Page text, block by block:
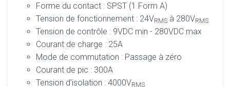
Forme du contact : SPST (1 Form A)
Tension de fonctionnement : 24VRMS à 280VRMS
Tension de contrôle : 9VDC min - 280VDC max
Courant de charge : 25A
Mode de commutation : Passage à zéro
Courant de pic : 300A
Tension d'isolation : 4000VRMS